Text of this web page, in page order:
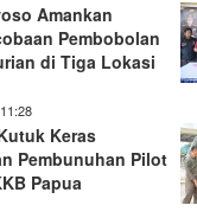
Amankan
Pembobolan
di Tiga Lokasi
Keras
Pembunuhan Pilot
Papua